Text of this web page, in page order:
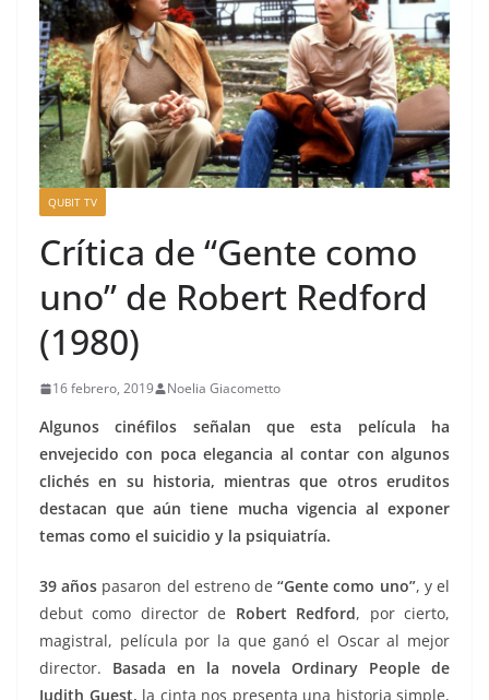
QUBIT TV
Crítica de “Gente como
uno” de Robert Redford
(1980)
16 febrero, 2019 Noelia Giacometto
Algunos cinéfilos señalan que esta película ha
envejecido con poca elegancia al contar con algunos
clichés en su historia, mientras que otros eruditos
destacan que aún tiene mucha vigencia al exponer
temas como el suicidio y la psiquiatría.
39 años pasaron del estreno de“Gente como uno”, y el
debut como director de Robert Redford, por cierto,
magistral, película por la que ganó el Oscar al mejor
director. Basada en la novela Ordinary People de
Judith Guest, la cinta nos presenta una historia simple,